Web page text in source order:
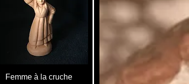
Femme à la cruche